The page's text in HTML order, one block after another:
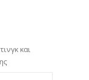
και